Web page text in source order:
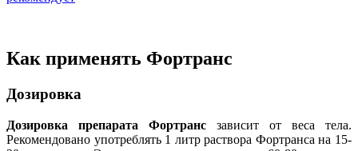
Как применять Фортранс
Дозировка
Дозировка препарата Фортранс зависит от веса тела.
Рекомендовано употреблять 1 литр раствора Фортранса на 15-